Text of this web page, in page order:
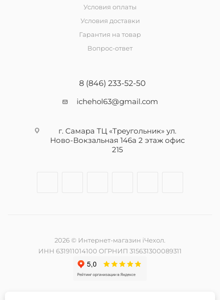
Условия оплаты
Условия доставки
Гарантия на товар
Вопрос-ответ
8 (846) 233-52-50
ichehol63@gmail.com
г. Самара ТЦ «Треугольник» ул.
Ново-Вокзальная 146а 2 этаж офис
215
2026 © Интернет-магазин iЧехол.
ИНН 631911014100 ОГРНИП 315631300089311